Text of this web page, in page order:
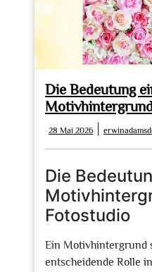
Die Bedeutung
28 Mai 2026
Mai
2026
Die
Fotostudio
Ein Motivhintergrund
entscheidende Rolle